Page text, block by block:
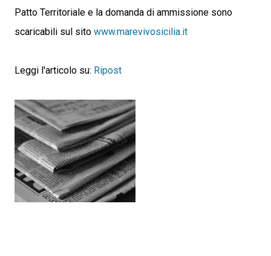
Patto Territoriale e la domanda di ammissione sono
scaricabili sul sito www.marevivosicilia.it
Leggi l'articolo su: Ripost